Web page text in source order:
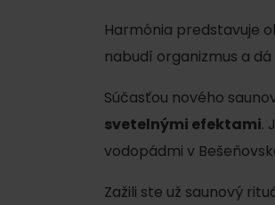
Požičovne a
Plánovanie pre
Naplánuj si
Plánovač
Regionálne
Harmónia predstavuje
nabudí organizmus a
Súčasťou nového
svetelnými efektami.
vodopádmi v
Zažili ste už saunový